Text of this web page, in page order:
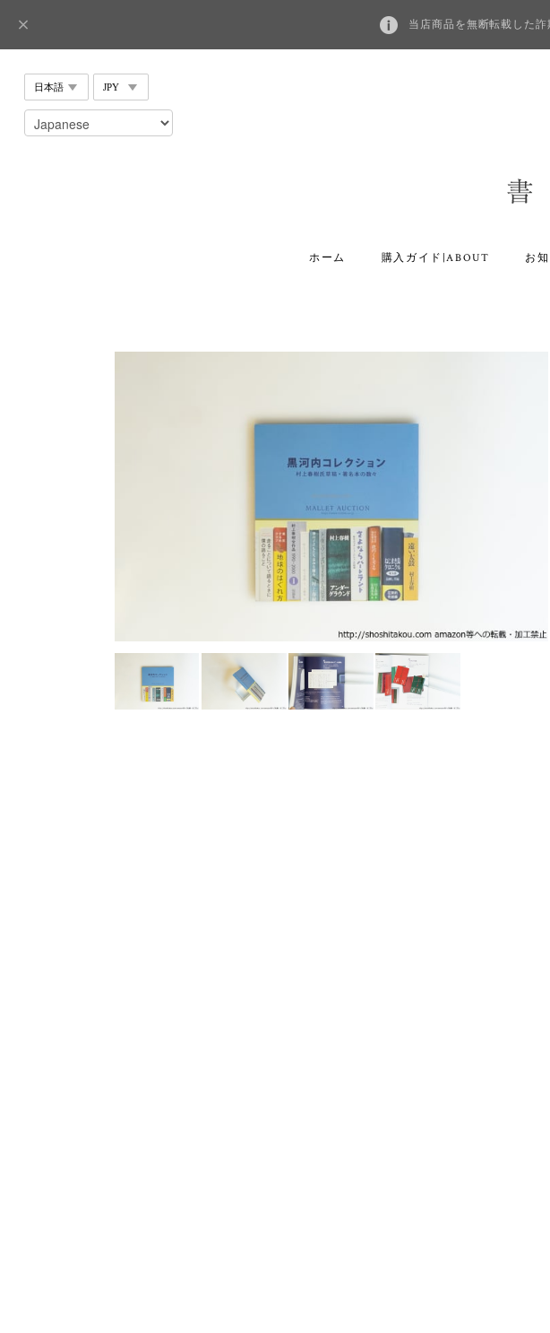
当店商品を無断転載した
ホーム 購入ガイド|ABOUT お